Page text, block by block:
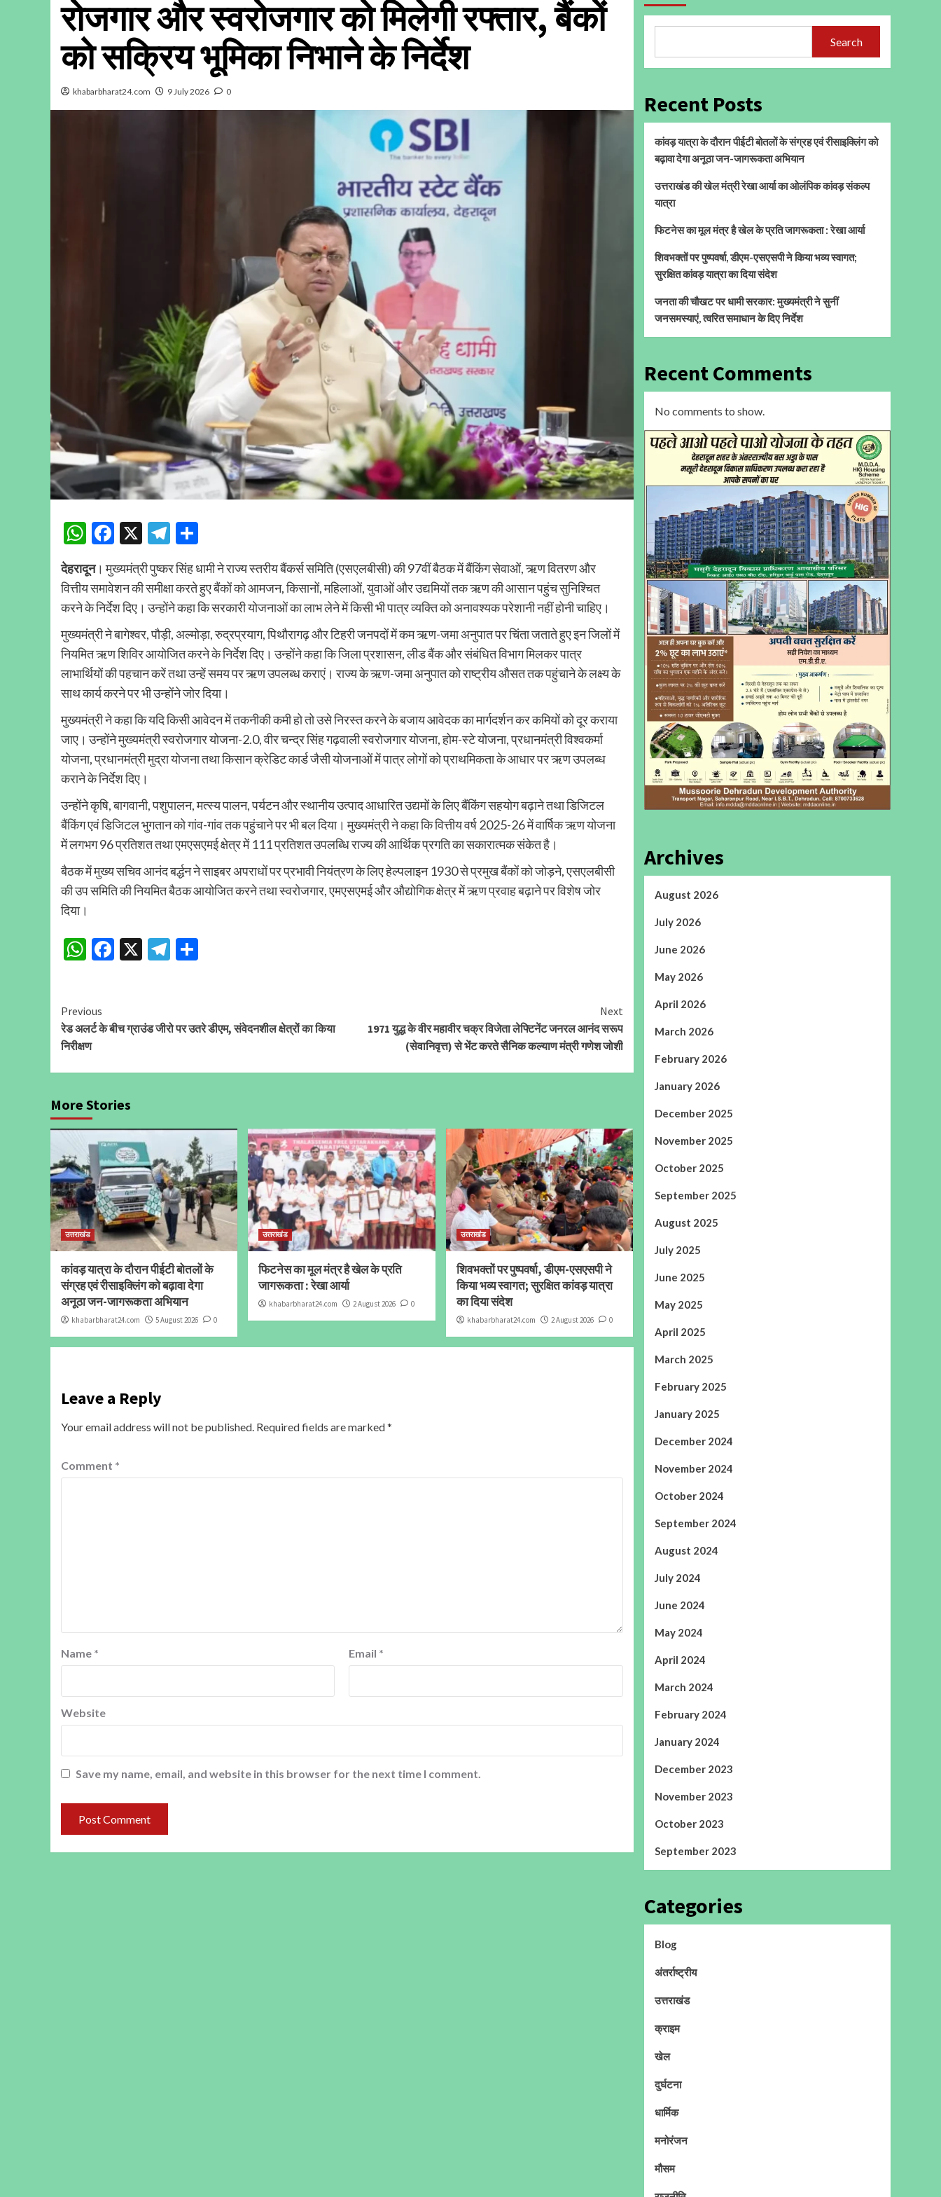
रोजगार और स्वरोजगार को मिलेगी रफ्तार, बैंकों
को सक्रिय भूमिका निभाने के निर्देश
khabarbharat24.com 9 July 2026 0
WhatsApp
Facebook
X Telegram
देहरादून। मुख्यमंत्री पुष्कर सिंह धामी ने राज्य स्तरीय बैंकर्स समिति (एसएलबीसी) की 97वीं बैठक में बैंकिंग सेवाओं, ऋण वितरण और
वित्तीय समावेशन की समीक्षा करते हुए बैंकों को आमजन, किसानों, महिलाओं, युवाओं और उद्यमियों तक ऋण की आसान पहुंच सुनिश्चित
करने के निर्देश दिए। उन्होंने कहा कि सरकारी योजनाओं का लाभ लेने में किसी भी पात्र व्यक्ति को अनावश्यक परेशानी नहीं होनी चाहिए।
मुख्यमंत्री ने बागेश्वर, पौड़ी, अल्मोड़ा, रुद्रप्रयाग, पिथौरागढ़ और टिहरी जनपदों में कम ऋण-जमा अनुपात पर चिंता जताते हुए इन जिलों में
नियमित ऋण शिविर आयोजित करने के निर्देश दिए। उन्होंने कहा कि जिला प्रशासन, लीड बैंक और संबंधित विभाग मिलकर पात्र
लाभार्थियों की पहचान करें तथा उन्हें समय पर ऋण उपलब्ध कराएं। राज्य के ऋण-जमा अनुपात को राष्ट्रीय औसत तक पहुंचाने के लक्ष्य के
साथ कार्य करने पर भी उन्होंने जोर दिया।
मुख्यमंत्री ने कहा कि यदि किसी आवेदन में तकनीकी कमी हो तो उसे निरस्त करने के बजाय आवेदक का मार्गदर्शन कर कमियों को दूर कराया
जाए। उन्होंने मुख्यमंत्री स्वरोजगार योजना-2.0, वीर चन्द्र सिंह गढ़वाली स्वरोजगार योजना, होम-स्टे योजना, प्रधानमंत्री विश्वकर्मा
योजना, प्रधानमंत्री मुद्रा योजना तथा किसान क्रेडिट कार्ड जैसी योजनाओं में पात्र लोगों को प्राथमिकता के आधार पर ऋण उपलब्ध
कराने के निर्देश दिए।
उन्होंने कृषि, बागवानी, पशुपालन, मत्स्य पालन, पर्यटन और स्थानीय उत्पाद आधारित उद्यमों के लिए बैंकिंग सहयोग बढ़ाने तथा डिजिटल
बैंकिंग एवं डिजिटल भुगतान को गांव-गांव तक पहुंचाने पर भी बल दिया। मुख्यमंत्री ने कहा कि वित्तीय वर्ष 2025-26 में वार्षिक ऋण योजना
में लगभग 96 प्रतिशत तथा एमएसएमई क्षेत्र में 111 प्रतिशत उपलब्धि राज्य की आर्थिक प्रगति का सकारात्मक संकेत है।
बैठक में मुख्य सचिव आनंद बर्द्धन ने साइबर अपराधों पर प्रभावी नियंत्रण के लिए हेल्पलाइन 1930 से प्रमुख बैंकों को जोड़ने, एसएलबीसी
की उप समिति की नियमित बैठक आयोजित करने तथा स्वरोजगार, एमएसएमई और औद्योगिक क्षेत्र में ऋण प्रवाह बढ़ाने पर विशेष जोर
दिया।
WhatsApp
Facebook
X Telegram
Continue
Reading
Previous
रेड अलर्ट के बीच ग्राउंड जीरो पर उतरे डीएम, संवेदनशील क्षेत्रों का किया
निरीक्षण
Next
1971 युद्ध के वीर महावीर चक्र विजेता लेफ्टिनेंट जनरल आनंद सरूप
(सेवानिवृत्त) से भेंट करते सैनिक कल्याण मंत्री गणेश जोशी
More Stories
उत्तराखंड
कांवड़ यात्रा के दौरान पीईटी बोतलों के
संग्रह एवं रीसाइक्लिंग को बढ़ावा देगा
अनूठा जन-जागरूकता अभियान
khabarbharat24.com 5 August 2026 0
उत्तराखंड
फिटनेस का मूल मंत्र है खेल के प्रति
जागरूकता : रेखा आर्या
khabarbharat24.com 2 August 2026 0
उत्तराखंड
शिवभक्तों पर पुष्पवर्षा, डीएम-एसएसपी ने
किया भव्य स्वागत; सुरक्षित कांवड़ यात्रा
का दिया संदेश
khabarbharat24.com 2 August 2026 0
Leave a Reply
Your email address will not be published. Required fields are marked*
Comment *
Name * Email *
Website
Save my name, email, and website in this browser for the next time I comment.
Search
Recent Posts
कांवड़ यात्रा के दौरान पीईटी बोतलों के संग्रह एवं रीसाइक्लिंग को
बढ़ावा देगा अनूठा जन-जागरूकता अभियान
उत्तराखंड की खेल मंत्री रेखा आर्या का ओलंपिक कांवड़ संकल्प
यात्रा
फिटनेस का मूल मंत्र है खेल के प्रति जागरूकता : रेखा आर्या
शिवभक्तों पर पुष्पवर्षा, डीएम-एसएसपी ने किया भव्य स्वागत;
सुरक्षित कांवड़ यात्रा का दिया संदेश
जनता की चौखट पर धामी सरकार: मुख्यमंत्री ने सुनीं
जनसमस्याएं, त्वरित समाधान के दिए निर्देश
Recent Comments
No comments to show.
Archives
August 2026
July 2026
June 2026
May 2026
April 2026
March 2026
February 2026
January 2026
December 2025
November 2025
October 2025
September 2025
August 2025
July 2025
June 2025
May 2025
April 2025
March 2025
February 2025
January 2025
December 2024
November 2024
October 2024
September 2024
August 2024
July 2024
June 2024
May 2024
April 2024
March 2024
February 2024
January 2024
December 2023
November 2023
October 2023
September 2023
Categories
Blog
अंतर्राष्ट्रीय
उत्तराखंड
क्राइम
खेल
दुर्घटना
धार्मिक
मनोरंजन
मौसम